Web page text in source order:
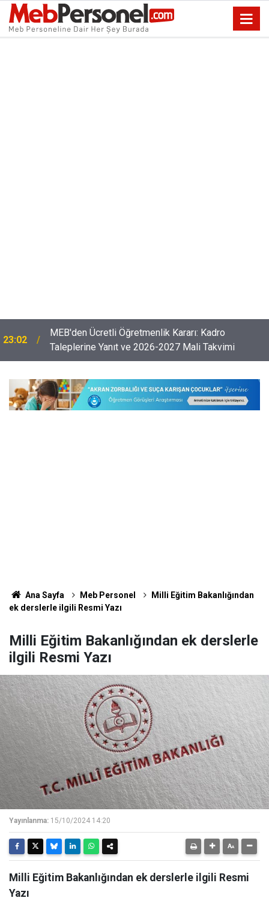
22:32
Öğretmenlerin Özür Grubu İller Arası Muhtemel İl
Emri Atama Tarihleri
Ana Sayfa Meb Personel
Milli Eğitim Bakanlığından
ek derslerle ilgili Resmi Yazı
Milli Eğitim Bakanlığından ek derslerle
ilgili Resmi Yazı
Yayınlanma: 15/10/2024 14:20
Milli Eğitim Bakanlığından ek derslerle ilgili Resmi
Yazı